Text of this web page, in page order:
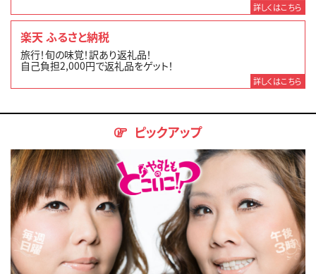
詳しくはこちら
楽天 ふるさと納税
旅行！旬の味覚！訳あり返礼品！
自己負担2,000円で返礼品をゲット！
詳しくはこちら
ピックアップ